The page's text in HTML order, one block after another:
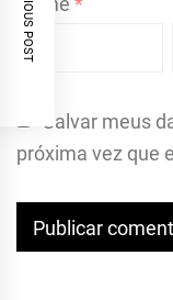
Salvar meus
próxima vez que